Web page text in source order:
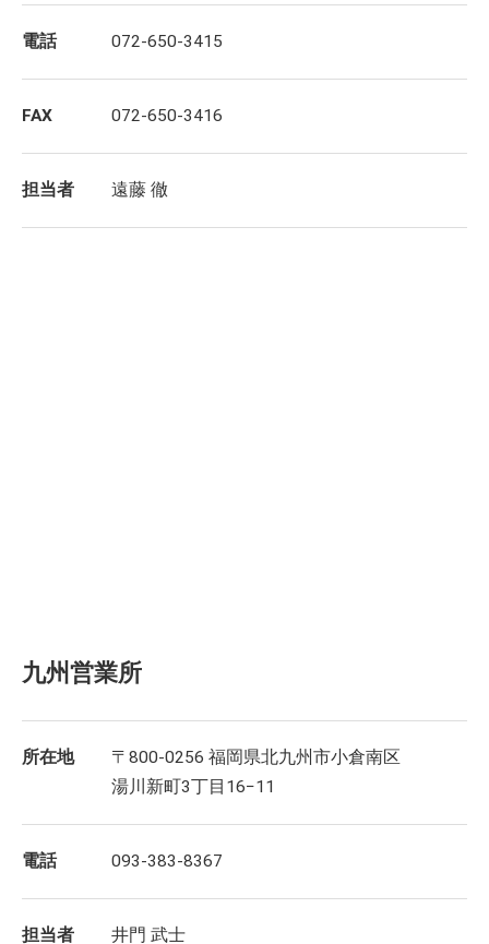
電話 072-650-3415
FAX 072-650-3416
担当者 遠藤 徹
九州営業所
所在地
〒800-0256 福岡県北九州市小倉南区
湯川新町3丁目16−11
電話 093-383-8367
担当者 井門 武士